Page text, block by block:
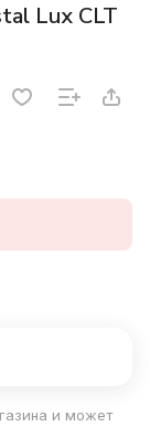
Lux CLT
и может